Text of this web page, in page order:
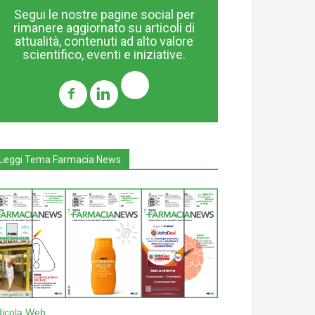
Segui le nostre pagine social per
rimanere aggiornato su articoli di
attualità, contenuti ad alto valore
scientifico, eventi e iniziative.
Tema Farmacia News
Web